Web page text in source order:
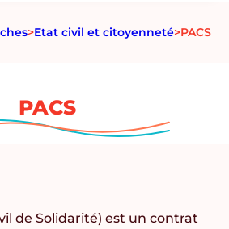
>Etat civil et citoyenneté>PACS
PACS
de Solidarité) est un contrat